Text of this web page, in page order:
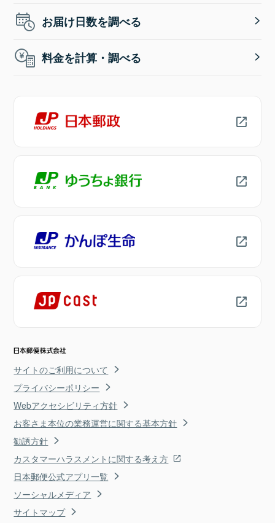
お届け日数を調べる
料金を計算・調べる
サイトのご利用について
プライバシーポリシー
Webアクセシビリティ方針
お客さま本位の業務運営に関する基本方針
勧誘方針
カスタマーハラスメントに関する考え方
日本郵便公式アプリ一覧
ソーシャルメディア
サイトマップ